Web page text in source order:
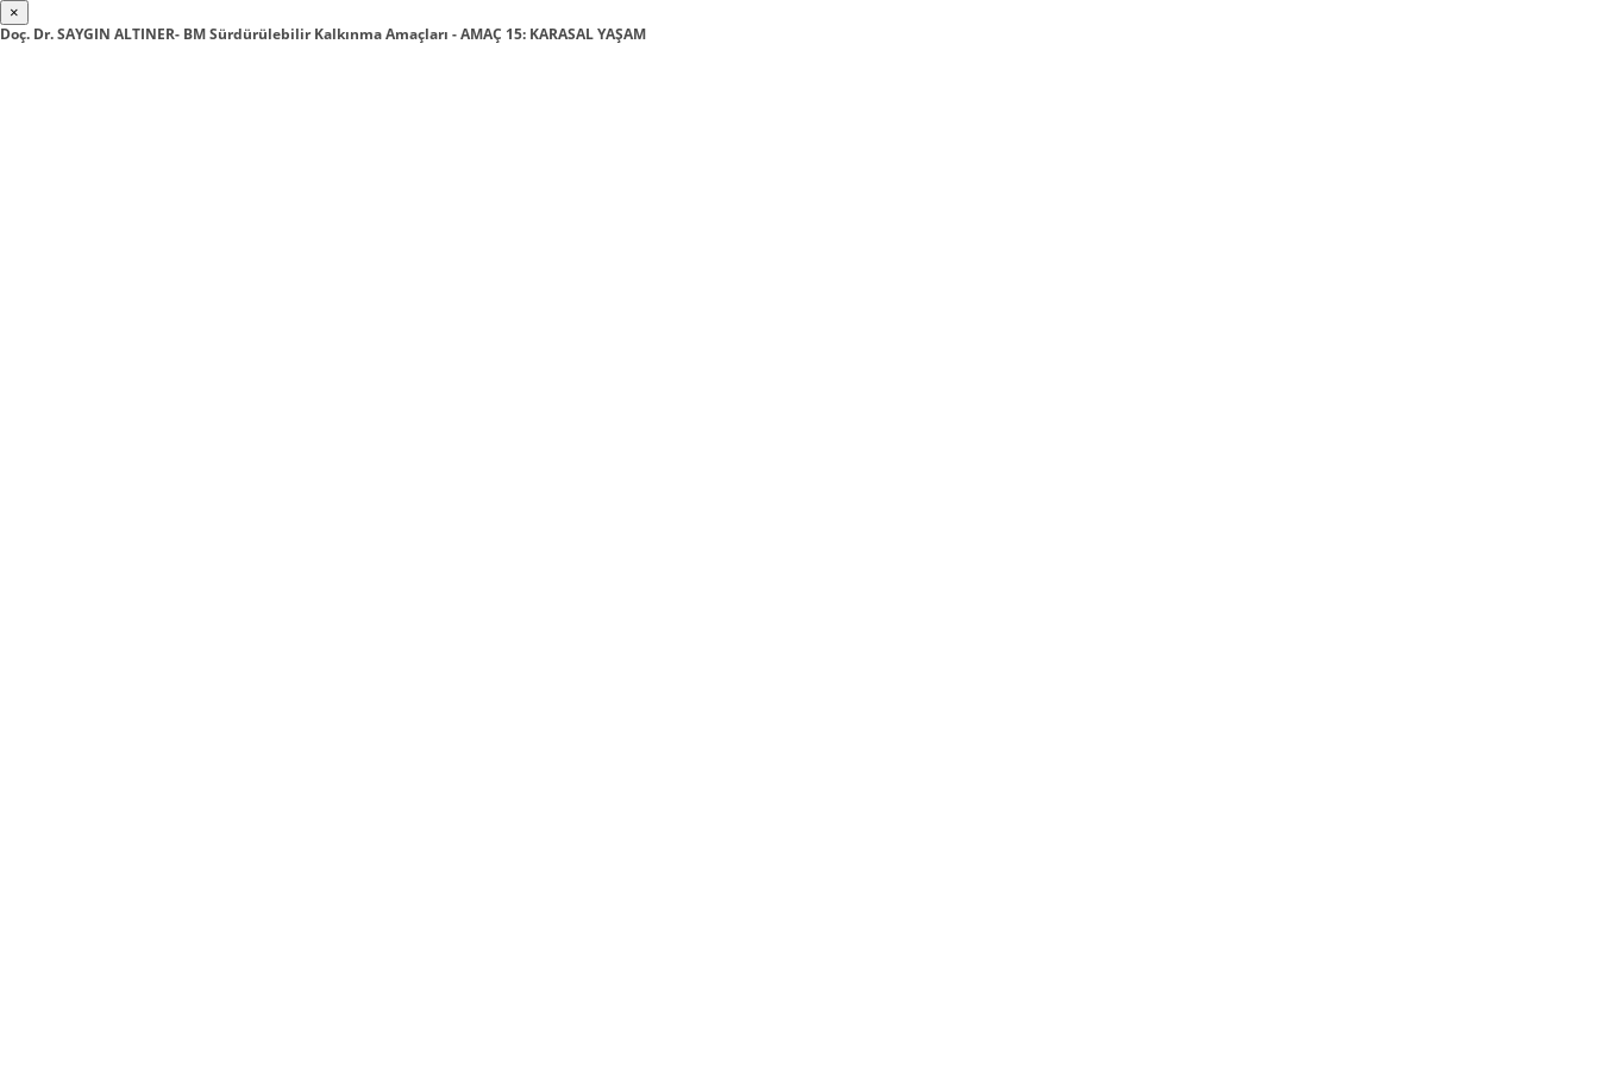
×
Doç. Dr. SAYGIN ALTINER- BM Sürdürülebilir Kalkınma Amaçları - AMAÇ 15: KARASAL YAŞAM